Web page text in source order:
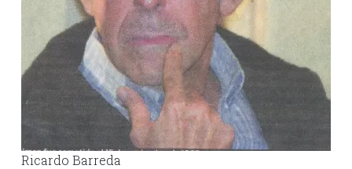
Ricardo Barreda